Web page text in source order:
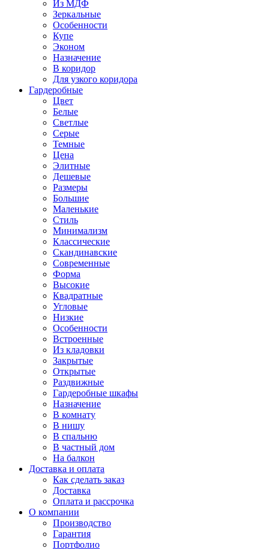
Из МДФ
Зеркальные
Особенности
Купе
Эконом
Назначение
В коридор
Для узкого коридора
Гардеробные
Цвет
Белые
Светлые
Серые
Темные
Цена
Элитные
Дешевые
Размеры
Большие
Маленькие
Стиль
Минимализм
Классические
Скандинавские
Современные
Форма
Высокие
Квадратные
Угловые
Низкие
Особенности
Встроенные
Из кладовки
Закрытые
Открытые
Раздвижные
Гардеробные шкафы
Назначение
В комнату
В нишу
В спальню
В частный дом
На балкон
Доставка и оплата
Как сделать заказ
Доставка
Оплата и рассрочка
О компании
Производство
Гарантия
Портфолио